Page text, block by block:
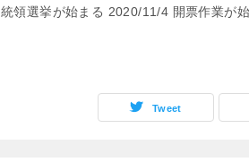
統領選挙が始まる 2020/11/4 開票作業が
Tweet